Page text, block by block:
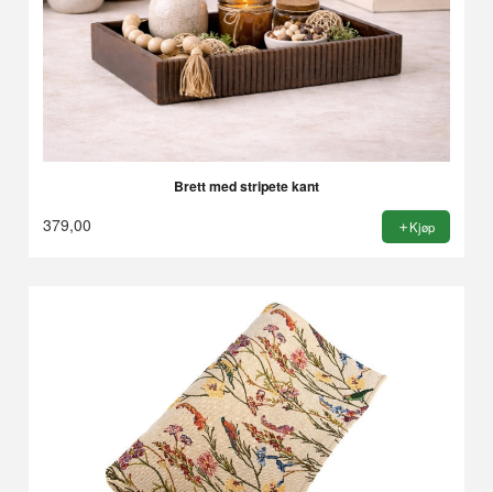
Brett med stripete kant
379,00 Kjøp